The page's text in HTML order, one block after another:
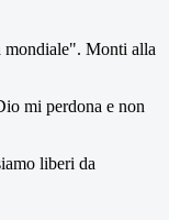
mondiale". Monti alla
mi perdona e non
liberi da